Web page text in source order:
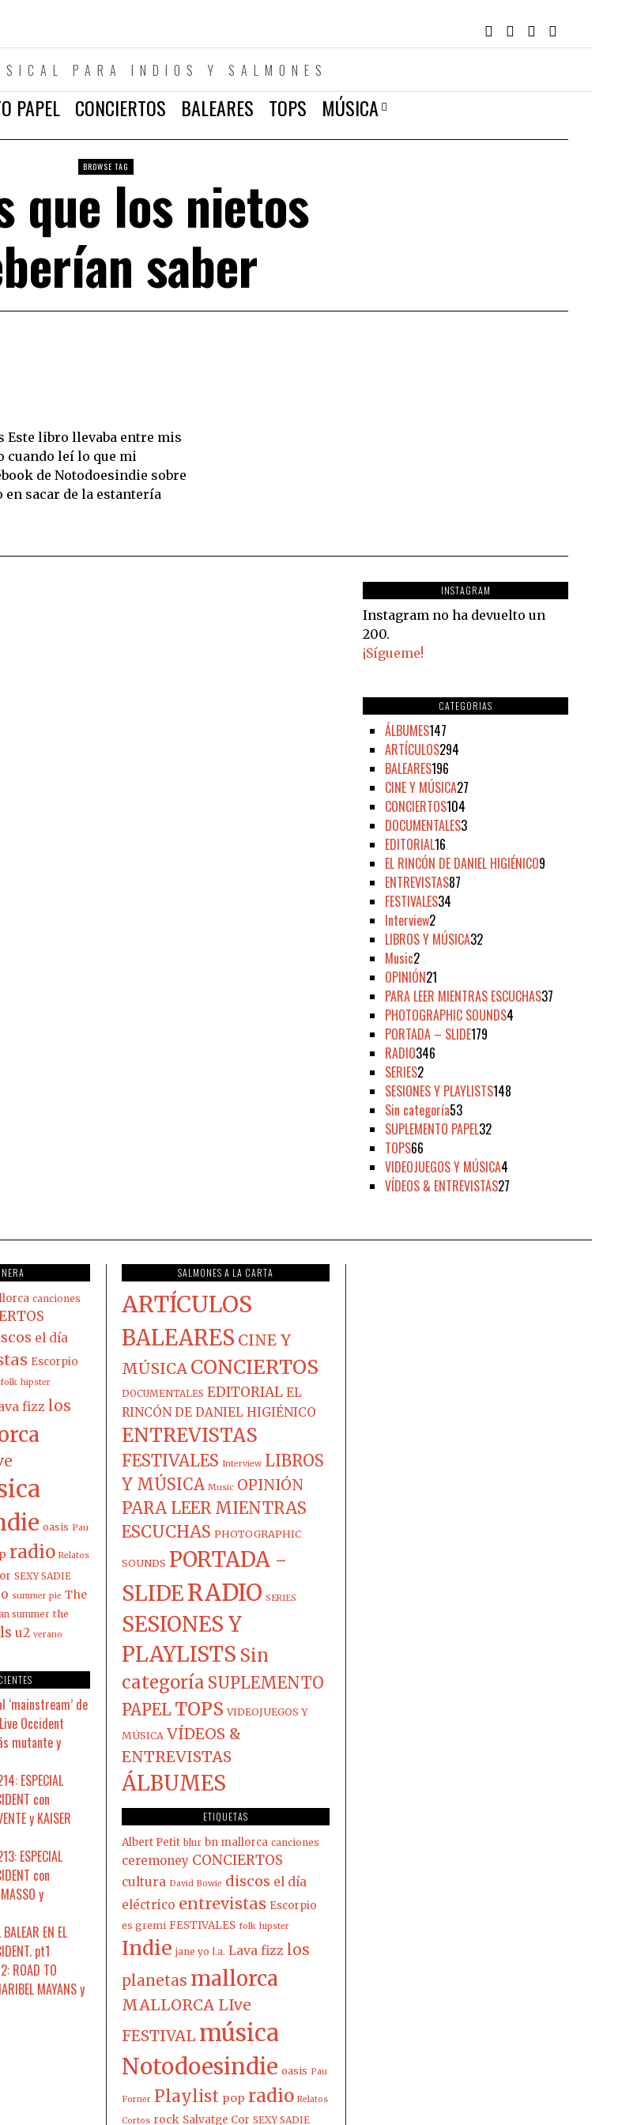
PARA INDIOS Y SALMONES
PAPEL CONCIERTOS BALEARES TOPS
MÚSICA
BROWSE TAG
que los nietos
saber
Este libro llevaba entre mis
cuando leí lo que mi
de Notodoesindie sobre
sacar de la estantería
INSTAGRAM
Instagram no ha devuelto un
200.
¡Sígueme!
CATEGORIAS
ÁLBUMES147
ARTÍCULOS294
BALEARES196
CINE Y MÚSICA27
CONCIERTOS104
DOCUMENTALES3
EDITORIAL16
EL RINCÓN DE DANIEL HIGIÉNICO9
ENTREVISTAS87
FESTIVALES34
Interview2
LIBROS Y MÚSICA32
Music2
OPINIÓN21
PARA LEER MIENTRAS ESCUCHAS37
PHOTOGRAPHIC SOUNDS4
PORTADA – SLIDE179
RADIO346
SERIES2
SESIONES Y PLAYLISTS148
Sin categoría53
SUPLEMENTO PAPEL32
TOPS66
VIDEOJUEGOS Y MÚSICA4
VÍDEOS & ENTREVISTAS27
canciones
el día
Escorpio
folk hipster
fizz los
oasis Pau
radio Relatos
SEXY SADIE
summer pie The
summer the
u2 verano
‘mainstream’ de
Occident
mutante y
ESPECIAL
con
y KAISER
ESPECIAL
con
y
EN EL
pt1
ROAD TO
MAYANS y
SALMONES A LA CARTA
ARTÍCULOS
BALEARES CINE Y
MÚSICA CONCIERTOS
DOCUMENTALES EDITORIAL EL
RINCÓN DE DANIEL HIGIÉNICO
ENTREVISTAS
FESTIVALES Interview LIBROS
Y MÚSICA Music OPINIÓN
PARA LEER MIENTRAS
ESCUCHAS PHOTOGRAPHIC
SOUNDS PORTADA -
SLIDERADIO SERIES
SESIONES Y
PLAYLISTS Sin
categoría SUPLEMENTO
PAPEL TOPS VIDEOJUEGOS Y
MÚSICA VÍDEOS &
ENTREVISTAS
ÁLBUMES
ETIQUETAS
Albert Petit blur bn mallorca canciones
ceremoney CONCIERTOS
cultura David Bowie discos el día
eléctrico entrevistas Escorpio
es gremi FESTIVALES folk hipster
Indie jane yo l.a. Lava fizz los
planetas mallorca
MALLORCA LIve
FESTIVAL música
Notodoesindie oasis Pau
Forner Playlist pop radio Relatos
Cortos rock Salvatge Cor SEXY SADIE